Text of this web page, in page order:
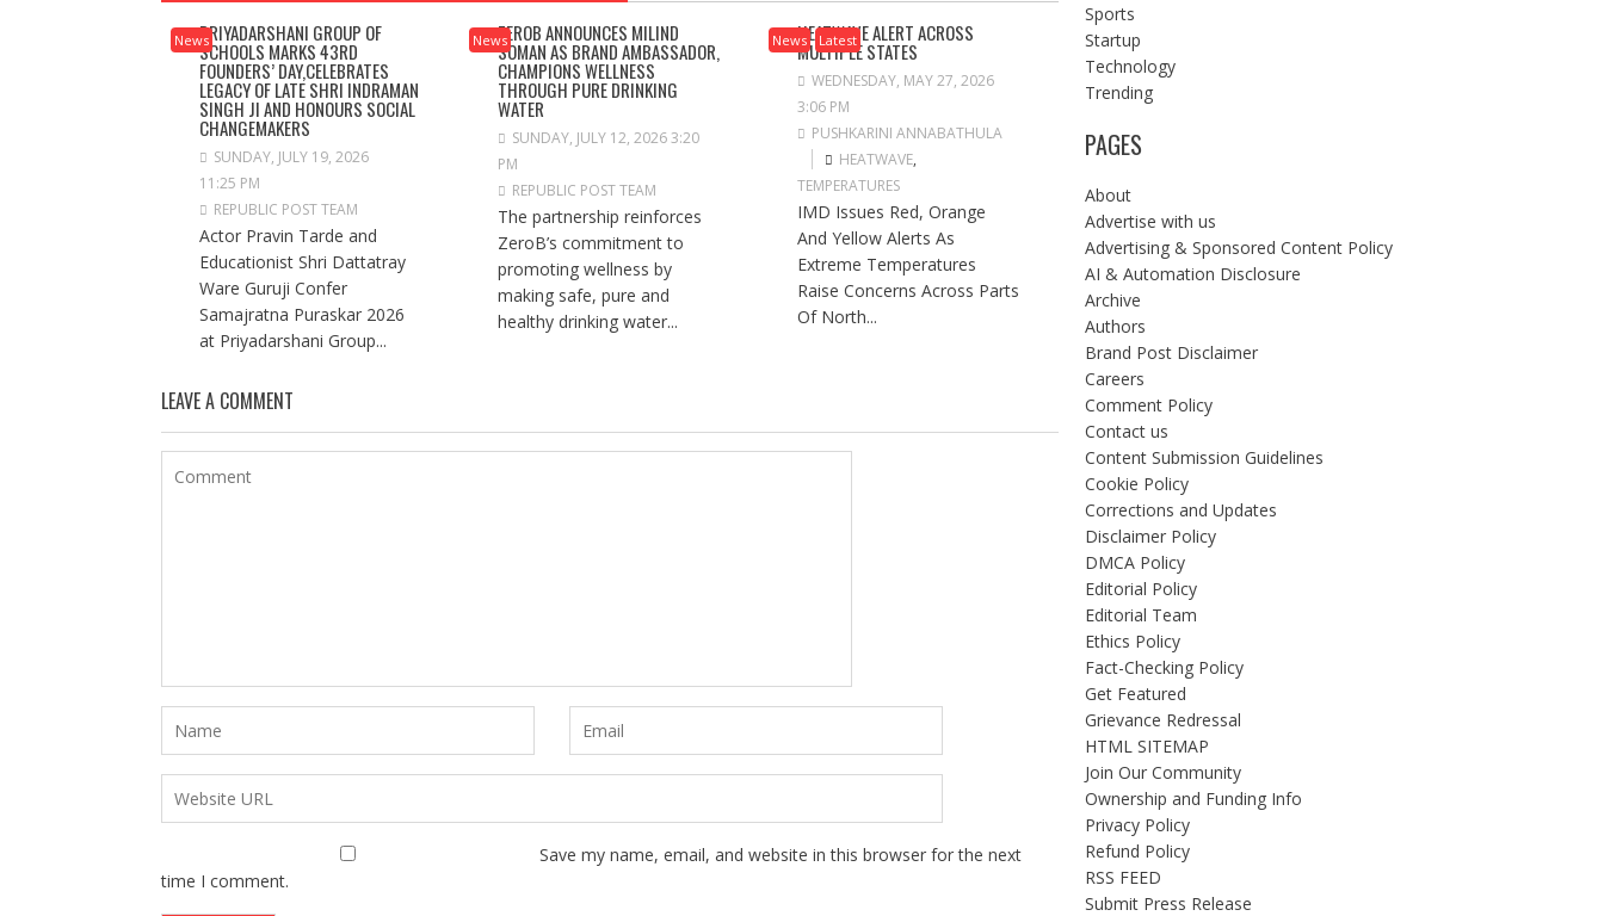
NewsPRIYADARSHANI GROUP OF
SCHOOLS MARKS 43RD
FOUNDERS’ DAY,CELEBRATES
LEGACY OF LATE SHRI INDRAMAN
SINGH JI AND HONOURS SOCIAL
CHANGEMAKERS
SUNDAY, JULY 19, 2026
11:25 PM
REPUBLIC POST TEAM
Actor Pravin Tarde and
Educationist Shri Dattatray
Ware Guruji Confer
Samajratna Puraskar 2026
at Priyadarshani Group...
NewsZEROB ANNOUNCES MILIND
SOMAN AS BRAND AMBASSADOR,
CHAMPIONS WELLNESS
THROUGH PURE DRINKING
WATER
SUNDAY, JULY 12, 2026 3:20
PM
REPUBLIC POST TEAM
The partnership reinforces
ZeroB’s commitment to
promoting wellness by
making safe, pure and
healthy drinking water...
News Latest
HEATWAVE ALERT ACROSS
MULTIPLE STATES
WEDNESDAY, MAY 27, 2026
3:06 PM
PUSHKARINI ANNABATHULA
HEATWAVE,
TEMPERATURES
IMD Issues Red, Orange
And Yellow Alerts As
Extreme Temperatures
Raise Concerns Across Parts
Of North...
LEAVE A COMMENT
Save my name, email, and website in this browser for the next
time I comment.
Sports
Startup
Technology
Trending
PAGES
About
Advertise with us
Advertising & Sponsored Content Policy
AI & Automation Disclosure
Archive
Authors
Brand Post Disclaimer
Careers
Comment Policy
Contact us
Content Submission Guidelines
Cookie Policy
Corrections and Updates
Disclaimer Policy
DMCA Policy
Editorial Policy
Editorial Team
Ethics Policy
Fact-Checking Policy
Get Featured
Grievance Redressal
HTML SITEMAP
Join Our Community
Ownership and Funding Info
Privacy Policy
Refund Policy
RSS FEED
Submit Press Release